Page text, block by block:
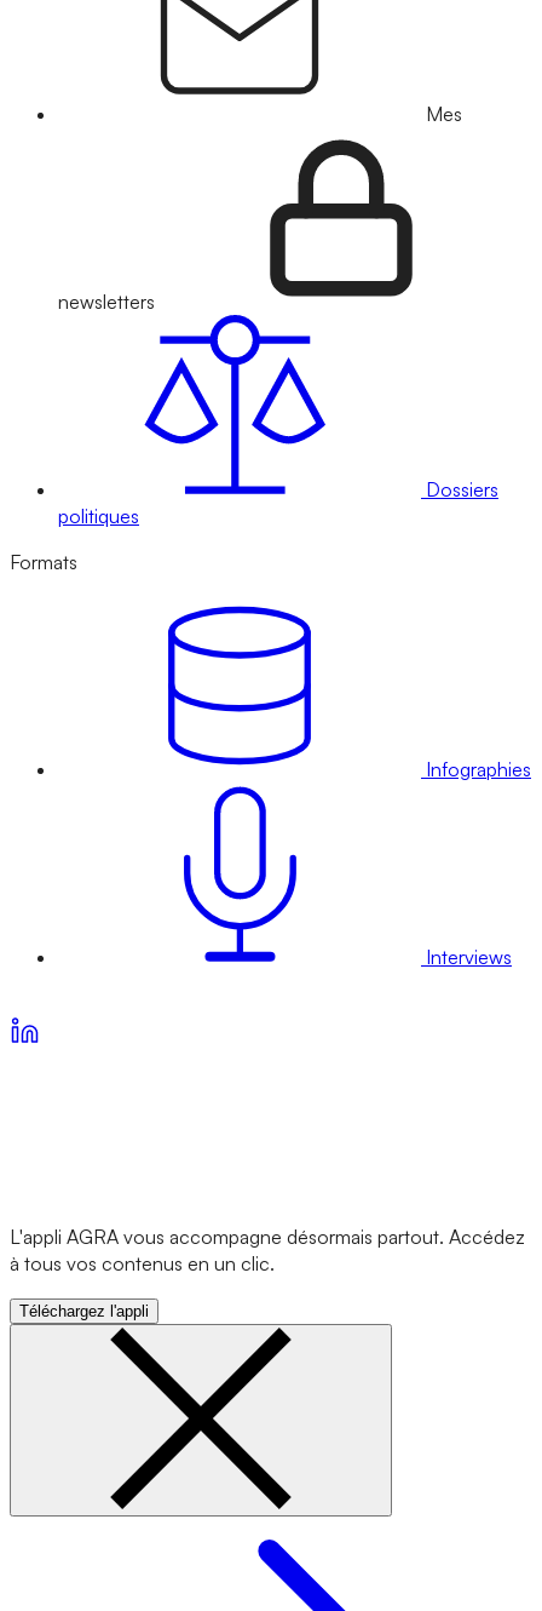
Mes
newsletters
Dossiers
politiques
Formats
Infographies
Interviews
L'appli AGRA vous accompagne désormais partout. Accédez
à tous vos contenus en un clic.
Téléchargez l'appli